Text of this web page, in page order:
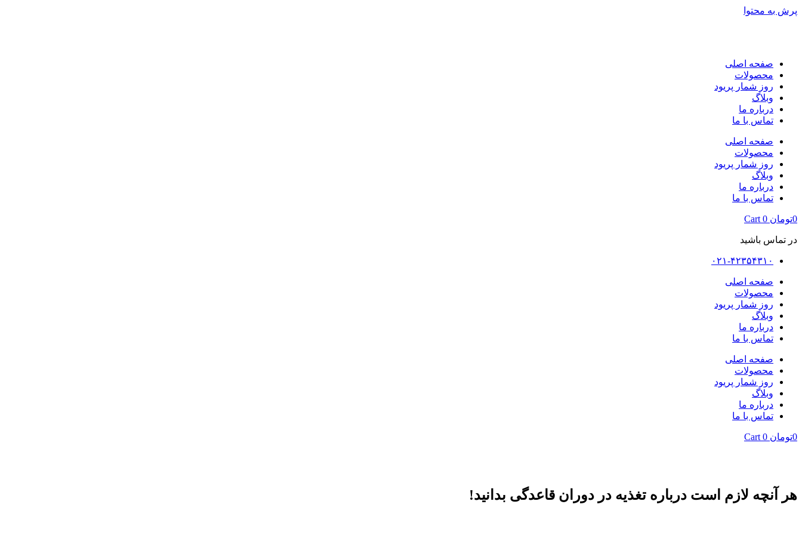
پرش به محتوا
صفحه اصلی
محصولات
روز شمار پریود
وبلاگ
درباره ما
تماس با ما
صفحه اصلی
محصولات
روز شمار پریود
وبلاگ
درباره ما
تماس با ما
0تومان 0
Cart
در تماس باشید
۰۲۱-۴۲۳۵۴۳۱۰
صفحه اصلی
محصولات
روز شمار پریود
وبلاگ
درباره ما
تماس با ما
صفحه اصلی
محصولات
روز شمار پریود
وبلاگ
درباره ما
تماس با ما
0تومان 0
Cart
هر آنچه لازم است درباره تغذیه در دوران قاعدگی بدانید!